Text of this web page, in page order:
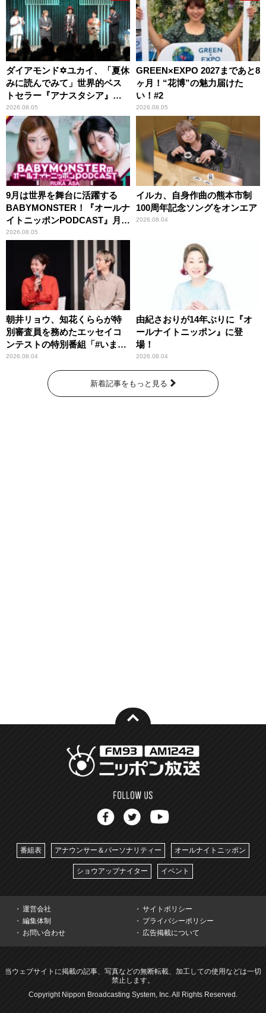
ダイアモンド✡ユカイ、「夏休
みに読んでみて」世界的ベス
トセラー『アナスタシア』を
紹介
2026.08.05
GREEN×EXPO 2027まであと8
ヶ月！“花博”の魅力届けた
い！#2
2026.08.05
9月は世界を舞台に活躍する
BABYMONSTER！『オールナ
イトニッポンPODCAST』月替
わりパーソナリティ
2026.08.05
イルカ、自身作曲の熊本市制
100周年記念ソングをオンエア
2026.08.04
朝井リョウ、知花くららが特
別審査員を務めたエッセイコ
ンテストの特別番組「#いまあ
なたに伝えたいこと」
2026.08.04
由紀さおりが14年ぶりに『オ
ールナイトニッポン』に登
場！
2026.08.04
新着記事をもっと見る
番組表 アナウンサー＆パーソナリティー オールナイトニッポン
ショウアップナイター イベント
運営会社
サイトポリシー
編集体制
プライバシーポリシー
お問い合わせ
広告掲載について
当ウェブサイトに掲載の記事、写真などの無断転載、加工しての使用などは一切
禁止します。
Copyright Nippon Broadcasting System, Inc. All Rights Reserved.